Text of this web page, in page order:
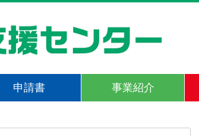
申請書 事業紹介